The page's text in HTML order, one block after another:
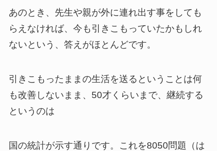
あのとき、先生や親が外に連れ出す事をしても
らえなければ、今も引きこもっていたかもしれ
ないという、答えがほとんどです。
引きこもったままの生活を送るということは何
も改善しないまま、50才くらいまで、継続する
というのは
国の統計が示す通りです。これを8050問題（は